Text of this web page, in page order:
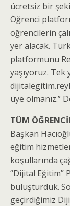
ücretsiz bir
Öğrenci
öğrencilerin
yer alacak.
platformunu
yaşıyoruz. Tek
üye olmanız.”
TÜM
Başkan
eğitim
koşullarında
“Dijital Eğitim”
buluşturduk.
geçirdiğimiz